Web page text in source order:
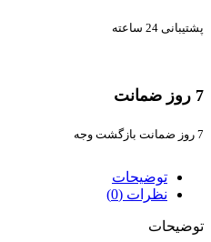
پشتیبانی 24 ساعته
7 روز ضمانت
7 روز ضمانت بازگشت وجه
توضیحات
نظرات (0)
توضیحات